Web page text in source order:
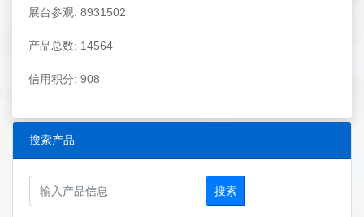
展台参观: 8931502
产品总数: 14564
信用积分: 908
搜索产品
搜索